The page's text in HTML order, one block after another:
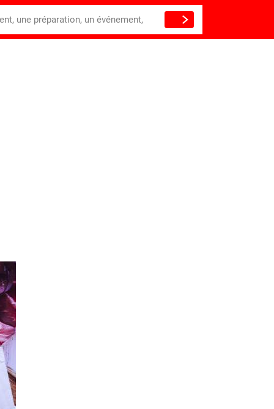
une préparation, un événement,